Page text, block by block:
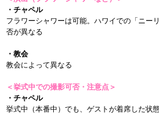
・チャペル
フラワーシャワーは可能。ハワイでの「ニー
否が異なる
・教会
教会によって異なる
＜挙式中での撮影可否・注意点＞
・チャペル
挙式中（本番中）でも、ゲストが着席した状